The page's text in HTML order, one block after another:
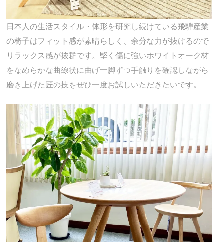
日本人の生活スタイル・体形を研究し続けている飛騨産業
の椅子はフィット感が素晴らしく、余分な力が抜けるので
リラックス感が抜群です。堅く傷に強いホワイトオーク材
をなめらかな曲線状に曲げ一脚ずつ手触りを確認しながら
磨き上げた匠の技をぜひ一度お試しいただきたいです。